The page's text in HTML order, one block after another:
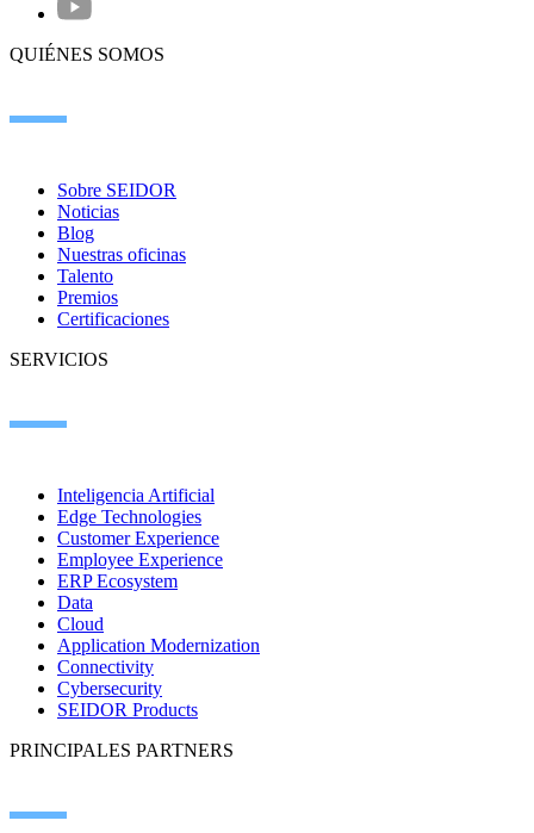
QUIÉNES SOMOS
Sobre SEIDOR
Noticias
Blog
Nuestras oficinas
Talento
Premios
Certificaciones
SERVICIOS
Inteligencia Artificial
Edge Technologies
Customer Experience
Employee Experience
ERP Ecosystem
Data
Cloud
Application Modernization
Connectivity
Cybersecurity
SEIDOR Products
PRINCIPALES PARTNERS